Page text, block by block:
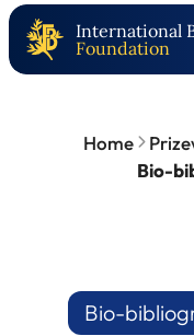
International
Foundation
Home
Bio-
Bio-